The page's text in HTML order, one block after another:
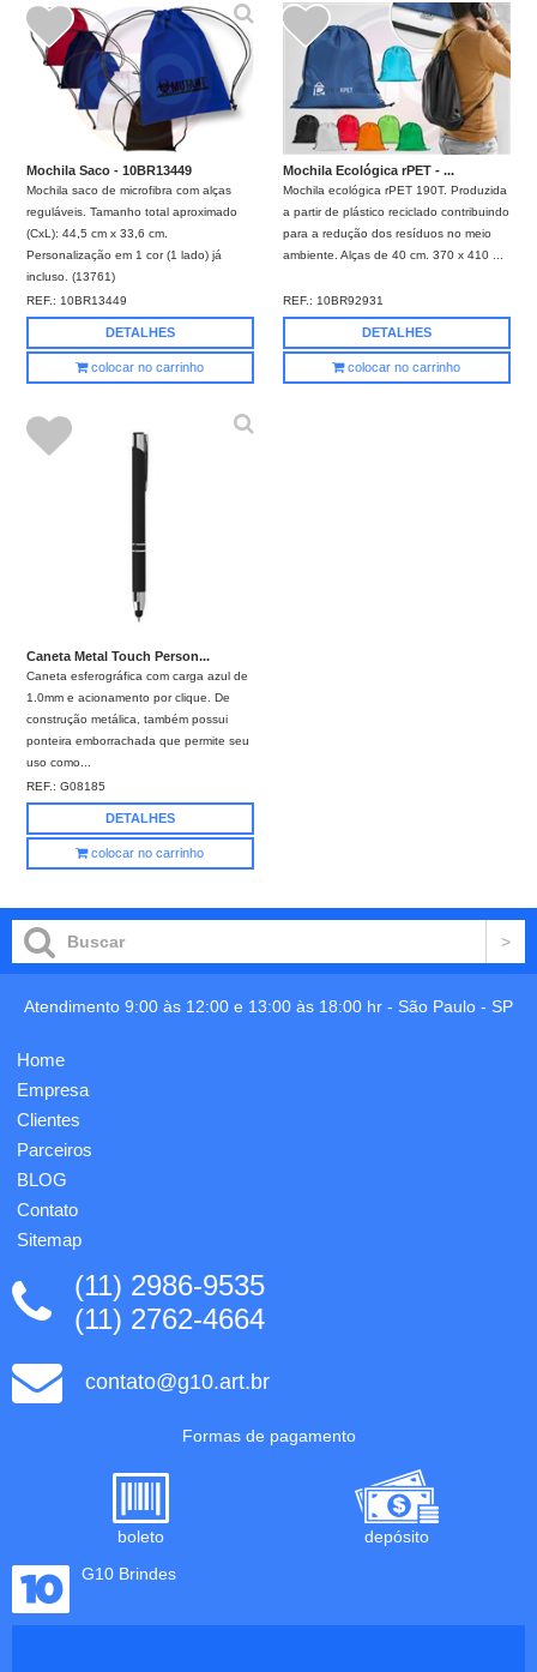
Mochila Saco - 10BR13449
Mochila saco de microfibra com alças
reguláveis. Tamanho total aproximado
(CxL): 44,5 cm x 33,6 cm.
Personalização em 1 cor (1 lado) já
incluso. (13761)
REF.: 10BR13449
DETALHES
colocar no carrinho
Mochila Ecológica rPET - ...
Mochila ecológica rPET 190T. Produzida
a partir de plástico reciclado contribuindo
para a redução dos resíduos no meio
ambiente. Alças de 40 cm. 370 x 410 ...
REF.: 10BR92931
DETALHES
colocar no carrinho
Caneta Metal Touch Person...
Caneta esferográfica com carga azul de
1.0mm e acionamento por clique. De
construção metálica, também possui
ponteira emborrachada que permite seu
uso como...
REF.:G08185
DETALHES
colocar no carrinho
Atendimento 9:00 às 12:00 e 13:00 às 18:00 hr - São Paulo - SP
Home
Empresa
Clientes
Parceiros
BLOG
Contato
Sitemap
(11) 2986-9535
(11) 2762-4664
contato@g10.art.br
Formas de pagamento
boleto
depósito
G10 Brindes